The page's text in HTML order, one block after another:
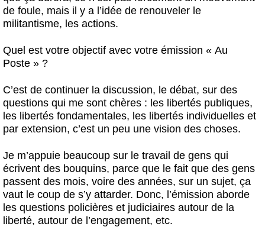
de foule, mais il y a l’idée de renouveler le
militantisme, les actions.
Quel est votre objectif avec votre émission « Au
Poste » ?
C’est de continuer la discussion, le débat, sur des
questions qui me sont chères : les libertés publiques,
les libertés fondamentales, les libertés individuelles et
par extension, c’est un peu une vision des choses.
Je m’appuie beaucoup sur le travail de gens qui
écrivent des bouquins, parce que le fait que des gens
passent des mois, voire des années, sur un sujet, ça
vaut le coup de s’y attarder. Donc, l’émission aborde
les questions policières et judiciaires autour de la
liberté, autour de l’engagement, etc.